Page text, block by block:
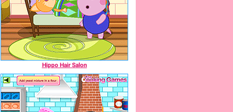
Hippo Hair Salon